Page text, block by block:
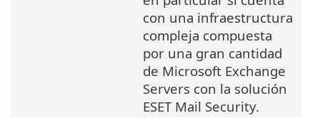
con una infraestructura
compleja compuesta
por una gran cantidad
de Microsoft Exchange
Servers con la solución
ESET Mail Security.